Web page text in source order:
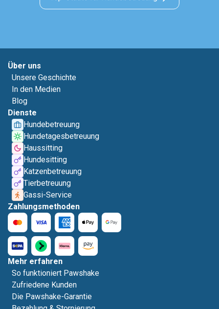
Über uns
Unsere Geschichte
In den Medien
Blog
Dienste
Hundebetreuung
Hundetagesbetreuung
Haussitting
Hundesitting
Katzenbetreuung
Tierbetreuung
Gassi-Service
Zahlungsmethoden
Mehr erfahren
So funktioniert Pawshake
Zufriedene Kunden
Die Pawshake-Garantie